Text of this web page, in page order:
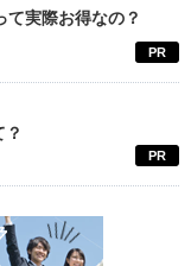
て実際お得なの？
PR
PR